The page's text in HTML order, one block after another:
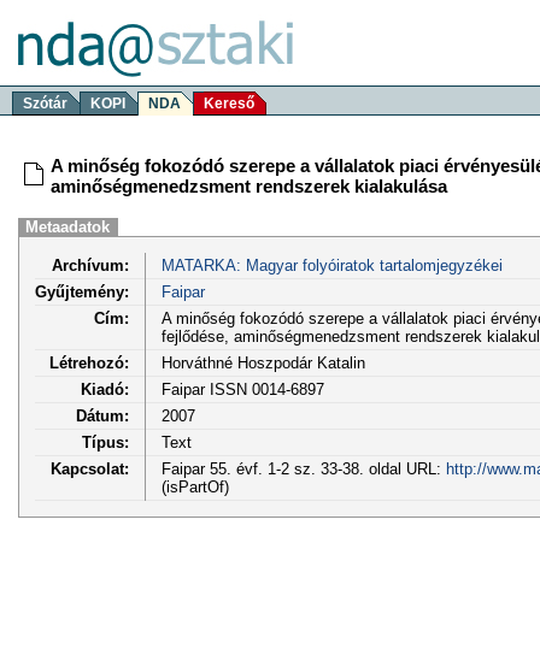
Szótár KOPI NDA Kereső
A minőség fokozódó szerepe a vállalatok piaci
aminőségmenedzsment rendszerek kialakulása
Metaadatok
Archívum:
MATARKA: Magyar folyóiratok tartalomjegyzékei
Gyűjtemény:
Faipar
Cím:
A minőség fokozódó szerepe a vállalatok piaci
fejlődése, aminőségmenedzsment rendszerek
Létrehozó:
Horváthné Hoszpodár Katalin
Kiadó:
Faipar ISSN 0014-6897
Dátum:
2007
Típus:
Text
Kapcsolat:
Faipar 55. évf. 1-2 sz. 33-38. oldal URL: http://
(isPartOf)